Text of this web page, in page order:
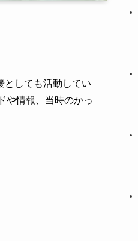
としても活動してい
や情報、当時のかっ